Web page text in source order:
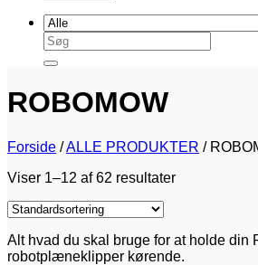
Søg
efter:
ROBOMOW
Forside /ALLE PRODUKTER /
Viser 1–12 af 62 resultater
Alt hvad du skal bruge for at holde din
robotplæneklipper kørende.